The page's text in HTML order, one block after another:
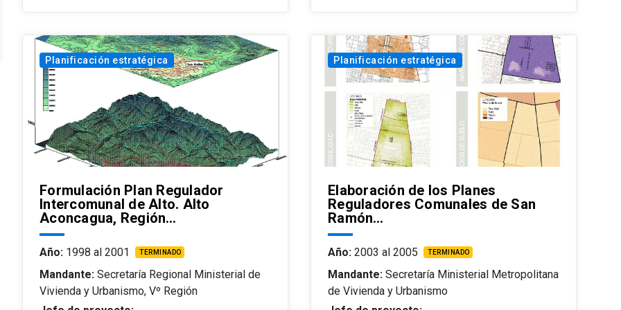
Planificación estratégica
Formulación Plan Regulador
Intercomunal de Alto. Alto
Aconcagua, Región…
Año: 1998 al 2001 TERMINADO
Mandante: Secretaría Regional Ministerial de
Vivienda y Urbanismo, Vº Región
Planificación estratégica
Elaboración de los Planes
Reguladores Comunales de San
Ramón…
Año: 2003 al 2005 TERMINADO
Mandante: Secretaría Ministerial Metropolitana
de Vivienda y Urbanismo